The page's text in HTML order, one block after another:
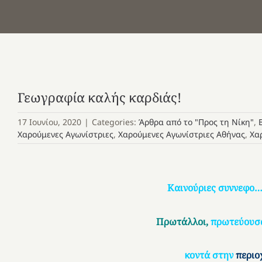
Γεωγραφία καλής καρδιάς!
17 Ιουνίου, 2020 | Categories: Άρθρα από το "Προς τη Νίκη",
Χαρούμενες Αγωνίστριες, Χαρούμενες Αγωνίστριες Αθήνας,
Καινούριες
Πρωτάλλοι,
κοντά στην